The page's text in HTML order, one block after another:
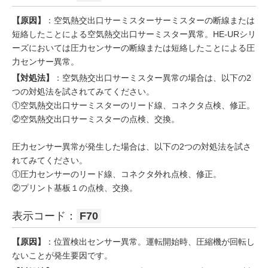
【原因】
：空気熱交出口サーミスターサーミスターの断線または
短絡したことによる空気熱交出口サーミスター異常。HE-URシリ
ーズにおいては圧力センサーの断線または短絡したことによる圧
力センサー異常。
【対処法】
：空気熱交出口サーミスター異常の場合は、以下の2
つの対処法を試されてみてください。
①空気熱交出口サーミスターのリード線、コネクタ点検、修正。
②空気熱交出口サーミスターの点検、交換。
圧力センサー異常が発生した場合は、以下の2つの対処法を試さ
れてみてください。
①圧力センサーのリード線、コネクタ外れ点検、修正。
②プリント基板１の点検、交換。
表示コード： F70
【原因】
：位置検出センサー異常。運転開始時、圧縮機が回転し
ないことが発生要因です。